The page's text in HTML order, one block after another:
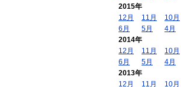
2015年
12月
11月 10月
6月
5月 4月
2014年
12月
11月 10月
6月
5月 4月
2013年
12月
11月 10月